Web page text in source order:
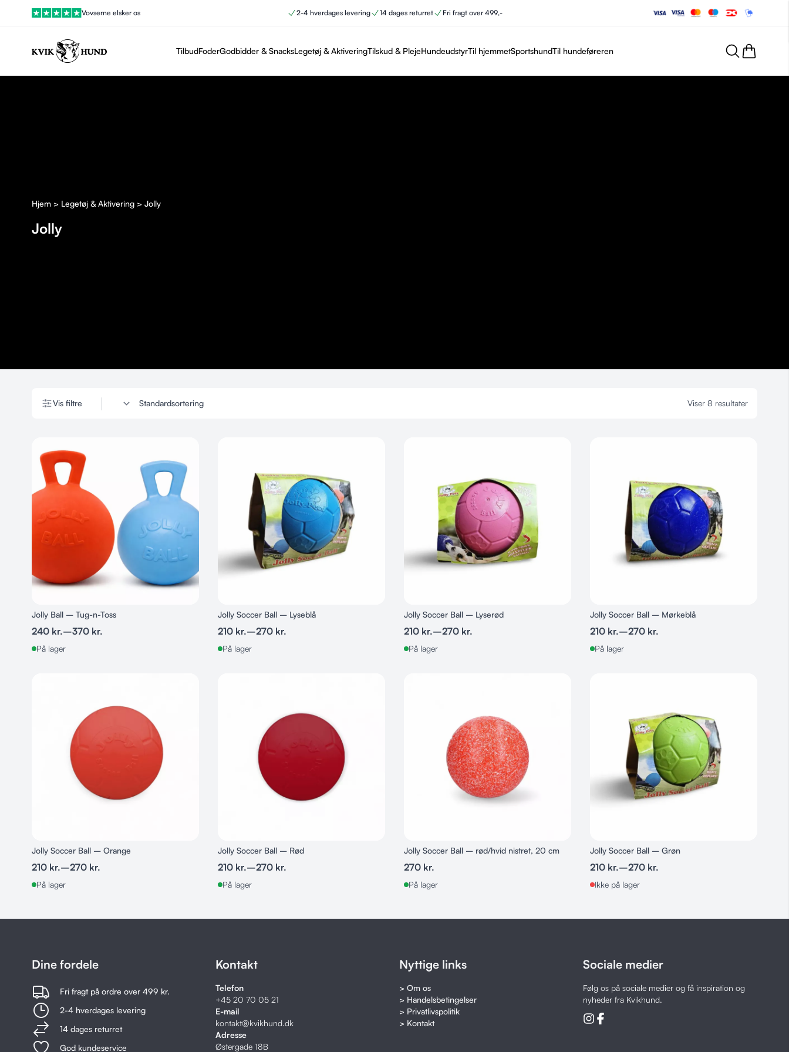
Vovserne elsker os 2-4 hverdages levering 14 dages returret Fri fragt over 499,-
TilbudFoderGodbidder & SnacksLegetøj & AktiveringTilskud & PlejeHundeudstyrTil hjemmetSportshundTil hundeføreren
Vis filtre
Hjem > Legetøj & Aktivering > Jolly
Jolly
Vis filtre Viser 8 resultater
Jolly Ball – Tug-n-Toss
240 kr.–370 kr.
På lager
Jolly Soccer Ball – Lyseblå
210 kr.–270 kr.
På lager
Jolly Soccer Ball – Lyserød
210 kr.–270 kr.
På lager
Jolly Soccer Ball – Mørkeblå
210 kr.–270 kr.
På lager
Jolly Soccer Ball – Orange
210 kr.–270 kr.
På lager
Jolly Soccer Ball – Rød
210 kr.–270 kr.
På lager
Jolly Soccer Ball – rød/hvid nistret, 20 cm
270 kr.
På lager
Jolly Soccer Ball – Grøn
210 kr.–270 kr.
Ikke på lager
Dine fordele
Fri fragt på ordre over 499 kr.
2-4 hverdages levering
14 dages returret
God kundeservice
Kontakt
Telefon
+45 20 70 05 21
E-mail
kontakt@kvikhund.dk
Adresse
Østergade 18B
Nyttige links
> Om os
> Handelsbetingelser
> Privatlivspolitik
> Kontakt
Sociale medier
Følg os på sociale medier og få inspiration og
nyheder fra Kvikhund.